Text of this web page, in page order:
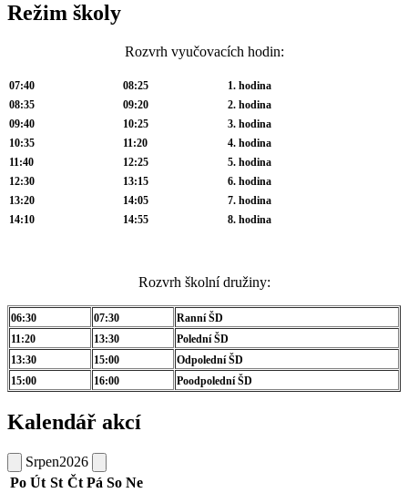
Režim školy
Rozvrh vyučovacích hodin:
07:40 08:25
1. hodina
08:35
09:20
2. hodina
09:40
10:25
3. hodina
10:35
11:20
4. hodina
11:40
12:25
5. hodina
12:30
13:15
6. hodina
13:20
14:05
7. hodina
14:10
14:55 8. hodina
Rozvrh školní družiny:
06:30 07:30
Ranní ŠD
11:20
13:30
Polední ŠD
13:30
15:00
Odpolední ŠD
15:00
16:00 Poodpolední ŠD
Kalendář akcí
Srpen2026
Po Út St Čt Pá So Ne